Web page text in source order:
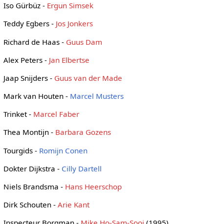
Iso Gürbüz - Ergun Simsek
Teddy Egbers - Jos Jonkers
Richard de Haas - Guus Dam
Alex Peters - Jan Elbertse
Jaap Snijders - Guus van der Made
Mark van Houten - Marcel Musters
Trinket - Marcel Faber
Thea Montijn - Barbara Gozens
Tourgids - Romijn Conen
Dokter Dijkstra - Cilly Dartell
Niels Brandsma - Hans Heerschop
Dirk Schouten - Arie Kant